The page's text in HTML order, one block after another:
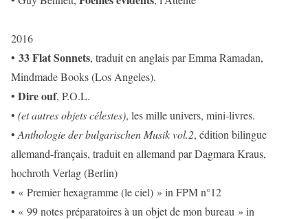
2016
• 33 Flat Sonnets, traduit en anglais par Emma Ramadan,
Mindmade Books (Los Angeles).
• Dire ouf, P.O.L.
• (et autres objets célestes), les mille univers, mini-livres.
• Anthologie der bulgarischen Musik vol.2, édition bilingue
allemand-français, traduit en allemand par Dagmara Kraus,
hochroth Verlag (Berlin)
• « Premier hexagramme (le ciel) » in FPM n°12
• « 99 notes préparatoires à un objet de mon bureau » in